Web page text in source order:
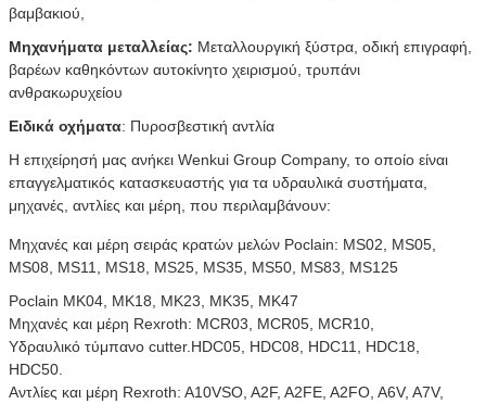
βαμβακιού
Μηχανήματα μεταλλείας: Μεταλλουργική ξύστρα οδική επιγραφή
βαρέων καθηκόντων αυτοκίνητο χειρισμού τρυπάνι
ανθρακωρυχείου
Ειδικά οχήματα: Πυροσβεστική αντλία
Η επιχείρησή μας ανήκει Wenkui Group Company, το οποίο είναι
επαγγελματικός κατασκευαστής για τα υδραυλικά συστήματα,
μηχανές, αντλίες και μέρη, που περιλαμβάνουν:
Μηχανές και μέρη σειράς κρατών μελών Poclain: MS02, MS05,
MS08, MS11, MS18, MS25, MS35, MS50, MS83, MS125
Poclain MK04, MK18, MK23, MK35, MK47
Μηχανές και μέρη Rexroth: MCR03, MCR05, MCR10,
Υδραυλικό τύμπανο cutter.HDC05, HDC08, HDC11, HDC18,
HDC50.
Αντλίες και μέρη Rexroth: A10VSO, A2F, A2FE, A2FO, A6V, A7V,